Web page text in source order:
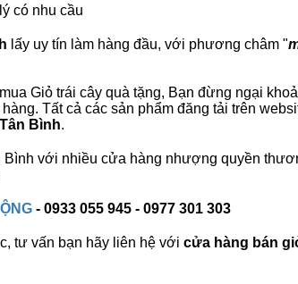
có nhu cầu
lấy uy tín làm hàng đầu, với phương châm "
Giỏ trái cây quà tặng, Bạn đừng ngại
Tất cả các sản phẩm đăng tải trên
Bình.
với nhiều cửa hàng nhượng quyền
- 0933 055 945 - 0977 301 303
tư vấn bạn hãy liên hệ với cửa hàng bán